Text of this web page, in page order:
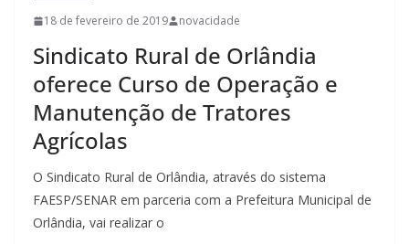
18 de fevereiro de 2019 novacidade
Sindicato Rural de Orlândia
oferece Curso de Operação e
Manutenção de Tratores
Agrícolas
O Sindicato Rural de Orlândia, através do sistema
FAESP/SENAR em parceria com a Prefeitura Municipal de
Orlândia, vai realizar o